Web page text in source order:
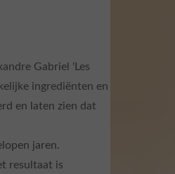
Gabriel 'Les
ingrediënten en
en laten zien dat
jaren.
resultaat is